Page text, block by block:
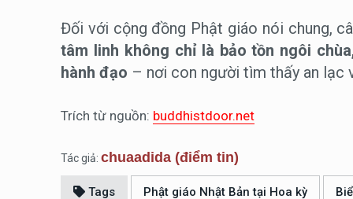
Đối với cộng đồng Phật giáo nói chung,
tâm linh không chỉ là bảo tồn ngôi
hành đạo – nơi con người tìm thấy an lạc
Trích từ nguồn: buddhistdoor.net
Tác giả: chuaadida (điểm tin)
Tags Phật giáo Nhật Bản tại Hoa kỳ